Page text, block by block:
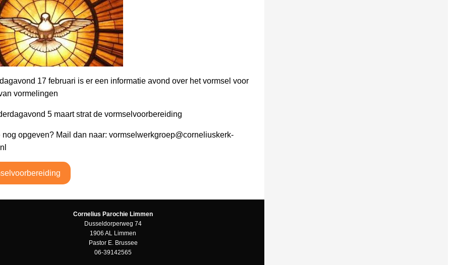
17 februari is er een informatie avond over het vormsel voor
vormelingen
5 maart strat de vormselvoorbereiding
nog opgeven? Mail dan naar: vormselwerkgroep@corneliuskerk-
Cornelius Parochie Limmen
Dusseldorperweg 74
1906 AL Limmen
Pastor E. Brussee
06-39142565